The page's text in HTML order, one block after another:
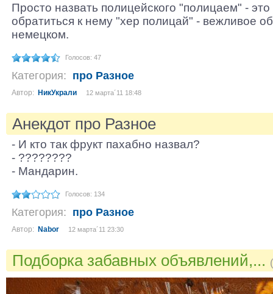
Просто назвать полицейского "полицаем" -
обратиться к нему "хер полицай" - вежливое
немецком.
Голосов: 47
Категория: про Разное
Автор: НикУкрали 12 марта´11 18:48
Анекдот про Разное
- И кто так фрукт пахабно назвал?
- ????????
- Мандарин.
Голосов: 134
Категория: про Разное
Автор: Nabor 12 марта´11 23:30
Подборка забавных объявлений,...